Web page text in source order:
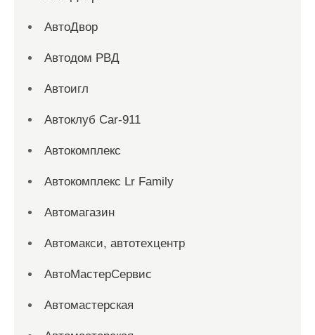
АвтоДвор
Автодом РВД
Автоигл
Автоклуб Car-911
Автокомплекс
Автокомплекс Lr Family
Автомагазин
Автомакси, автотехцентр
АвтоМастерСервис
Автомастерская